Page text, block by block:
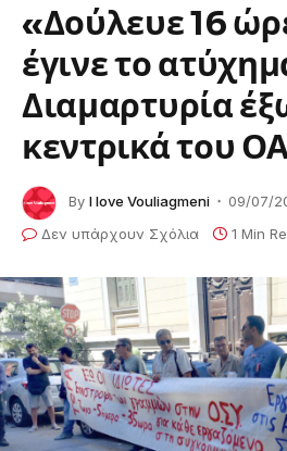
«Δούλευε 16
έγινε το
Διαμαρτυρία
κεντρικά του
By I love Vouliagmeni
09/07/
Δεν υπάρχουν Σχόλια
1 Min